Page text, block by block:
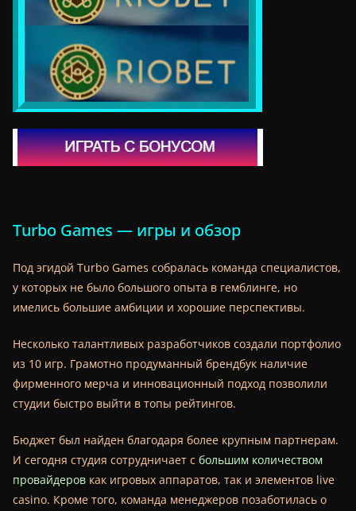
Turbo Games — игры и обзор
Под эгидой Turbo Games собралась команда специалистов,
у которых не было большого опыта в гемблинге, но
имелись большие амбиции и хорошие перспективы.
Несколько талантливых разработчиков создали портфолио
из 10 игр. Грамотно продуманный брендбук наличие
фирменного мерча и инновационный подход позволили
студии быстро выйти в топы рейтингов.
Бюджет был найден благодаря более крупным партнерам.
И сегодня студия сотрудничает с большим количеством
провайдеров как игровых аппаратов, так и элементов live
casino. Кроме того, команда менеджеров позаботилась о